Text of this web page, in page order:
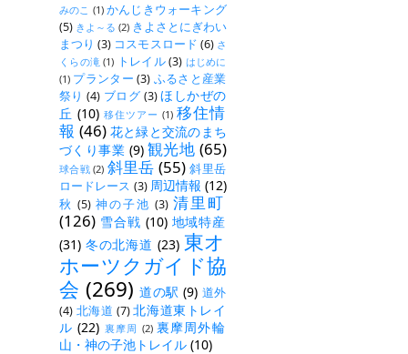
みのこ (1) かんじきウォーキング
(5) きよ～る (2) きよさとにぎわい
まつり (3) コスモスロード (6) さ
くらの滝 (1) トレイル(3) はじめに
(1) プランター (3) ふるさと産業
祭り (4) ブログ (3) ほしかぜの
丘 (10) 移住ツアー (1) 移住情
報 (46) 花と緑と交流のまち
づくり事業 (9) 観光地 (65)
球合戦 (2) 斜里岳 (55) 斜里岳
ロードレース (3) 周辺情報 (12)
秋 (5) 神の子池 (3) 清里町
(126) 雪合戦 (10) 地域特産
(31) 冬の北海道 (23) 東オ
ホーツクガイド協
会 (269) 道の駅 (9) 道外
(4) 北海道 (7) 北海道東トレイ
ル (22) 裏摩周 (2) 裏摩周外輪
山・神の子池トレイル (10)